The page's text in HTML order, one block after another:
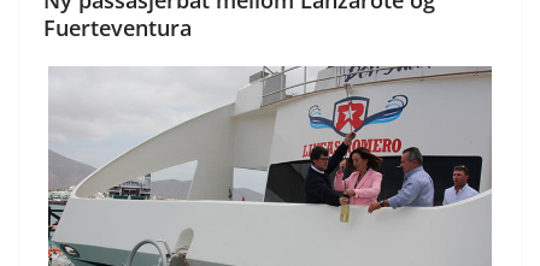
Fuerteventura